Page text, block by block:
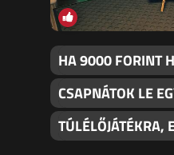
HA 9000 FORINT
CSAPNÁTOK LE
TÚLÉLŐJÁTÉKRA,